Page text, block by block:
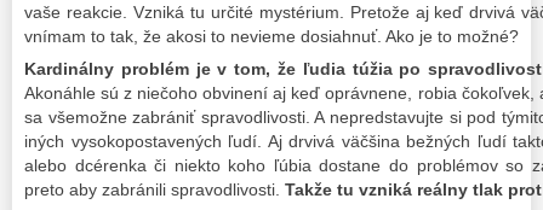
vaše reakcie. Vzniká tu určité mystérium. Pretože aj keď drvivá
vnímam to tak, že akosi to nevieme dosiahnuť. Ako je to možné?
Kardinálny problém je v tom, že ľudia túžia po
Akonáhle sú z niečoho obvinení aj keď oprávnene, robia čokoľvek,
sa všemožne zabrániť spravodlivosti. A nepredstavujte si pod
iných vysokopostavených ľudí. Aj drvivá väčšina bežných ľudí
alebo dcérenka či niekto koho ľúbia dostane do problémov so
preto aby zabránili spravodlivosti. Takže tu vzniká reálny tlak